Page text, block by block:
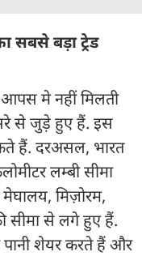
सबसे बड़ा ट्रेड
आपस मे नहीं मिलती
से जुड़े हुए हैं. इस
हैं. दरअसल, भारत
लम्बी सीमा
मिज़ोरम,
सीमा से लगे हुए हैं.
पानी शेयर करते हैं और